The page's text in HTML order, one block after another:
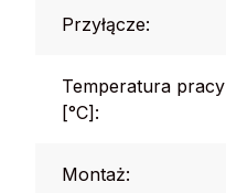
Przyłącze:
Temperatura pracy
[°C]:
Montaż: